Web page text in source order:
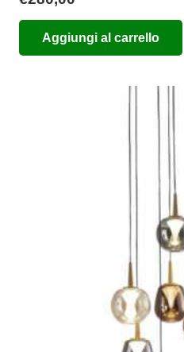
Aggiungi al carrello